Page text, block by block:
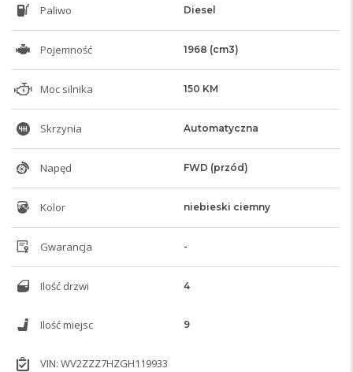
Paliwo Diesel
Pojemność 1968 (cm3)
Moc silnika 150 KM
Skrzynia Automatyczna
Napęd FWD (przód)
Kolor niebieski ciemny
Gwarancja -
Ilość drzwi 4
Ilość miejsc 9
VIN: WV2ZZZ7HZGH119933